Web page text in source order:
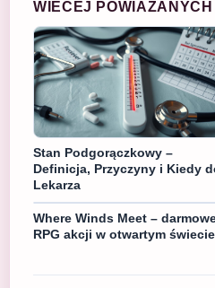
WIECEJ POWIAZANYCH
Stan Podgorączkowy –
Definicja, Przyczyny i Kiedy
Lekarza
Where Winds Meet –
RPG akcji w otwartym świecie